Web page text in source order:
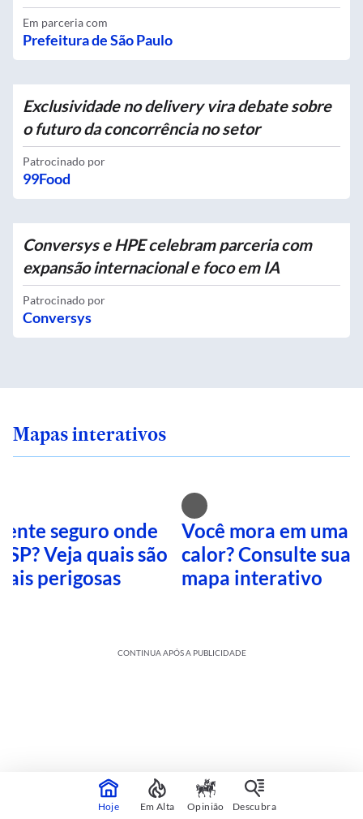
Em parceria com
Prefeitura de São Paulo
Exclusividade no delivery vira debate sobre
o futuro da concorrência no setor
Patrocinado por
99Food
Conversys e HPE celebram parceria com
expansão internacional e foco em IA
Patrocinado por
Conversys
Mapas interativos
seguro onde
SP? Veja quais são
perigosas
Você mora em uma
calor? Consulte sua
mapa interativo
CONTINUA APÓS A PUBLICIDADE
Hoje Em Alta Opinião Descubra